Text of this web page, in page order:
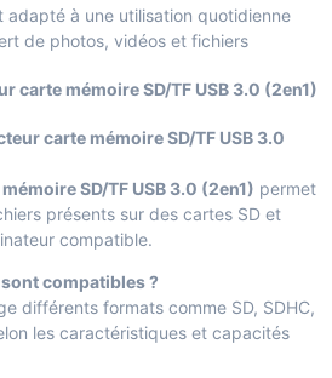
adapté à une utilisation quotidienne
de photos, vidéos et fichiers
carte mémoire SD/TF USB 3.0 (2en1)
carte mémoire SD/TF USB 3.0
SD/TF USB 3.0 (2en1) permet
présents sur des cartes SD et
compatible.
compatibles ?
différents formats comme SD, SDHC,
les caractéristiques et capacités